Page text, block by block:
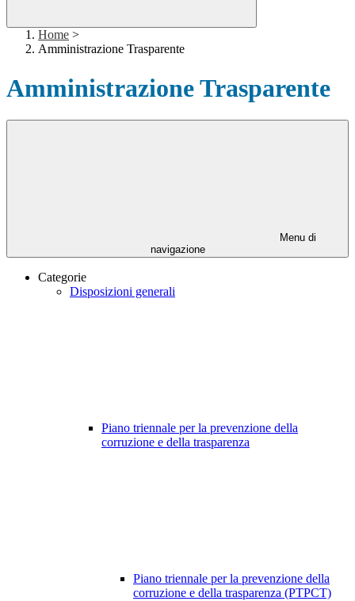
Home >
Amministrazione Trasparente
Amministrazione Trasparente
Menu di
navigazione
Categorie
Disposizioni generali
Piano triennale per la prevenzione della
corruzione e della trasparenza
Piano triennale per la prevenzione della
corruzione e della trasparenza (PTPCT)